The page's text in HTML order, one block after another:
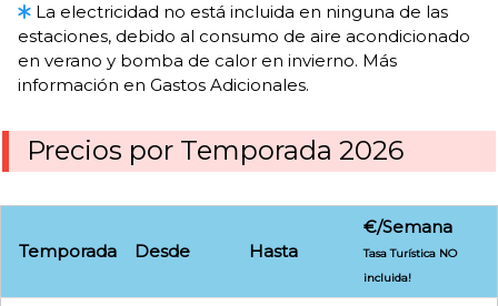
La electricidad no está incluida en ninguna de las
estaciones, debido al consumo de aire acondicionado
en verano y bomba de calor en invierno. Más
información en Gastos Adicionales.
Precios por Temporada 2026
Temporada Desde Hasta
€/Semana
Tasa Turística NO
incluida!